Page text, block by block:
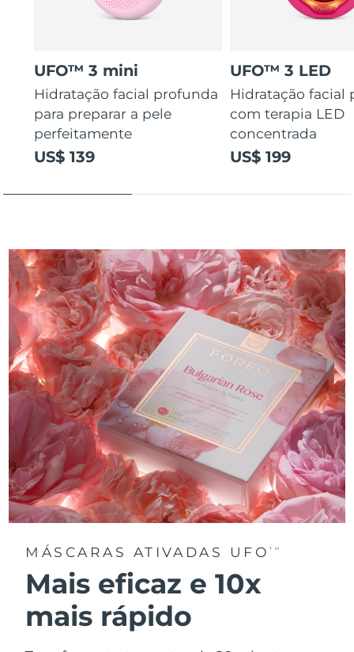
UFO™ 3 mini
Hidratação facial profunda
para preparar a pele
perfeitamente
US$ 139
UFO™ 3 LED
Hidratação facial
com terapia LED
concentrada
US$ 199
MÁSCARAS ATIVADAS UFOTM
Mais eficaz e 10x
mais rápido